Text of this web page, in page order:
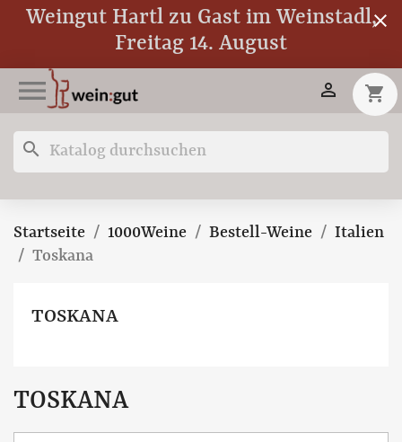
Weingut Hartl zu Gast im Weinstadl,
Freitag 14. August
close
 shopping_cart

search
Startseite 1000Weine Bestell-Weine
Italien
Toskana
TOSKANA
TOSKANA